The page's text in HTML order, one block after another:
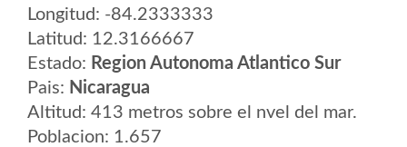
Longitud: -84.2333333
Latitud: 12.3166667
Estado: Region Autonoma Atlantico Sur
Pais: Nicaragua
Altitud: 413 metros sobre el nvel del mar.
Poblacion: 1.657